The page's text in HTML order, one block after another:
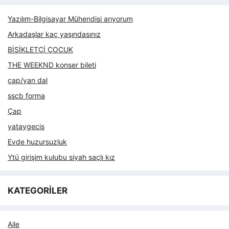
Yazılım-Bilgisayar Mühendisi arıyorum
Arkadaşlar kaç yaşındasınız
BİSİKLETÇİ ÇOCUK
THE WEEKND konser bileti
çap/yan dal
sscb forma
Çap
yataygecis
Evde huzursuzluk
Ytü girişim kulubu siyah saçlı kız
KATEGORİLER
Aile